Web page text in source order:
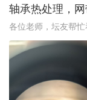
轴承热处理，
各位老师，坛友帮忙